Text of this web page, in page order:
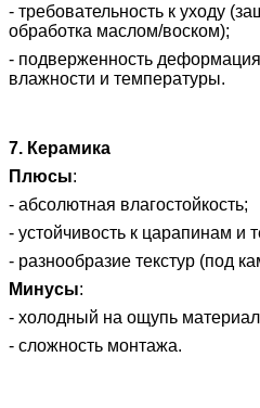
- требовательность к уходу
обработка маслом/воском);
- подверженность
влажности и температуры.
7. Керамика
Плюсы:
- абсолютная влагостойкость;
- устойчивость к царапинам и
- разнообразие текстур (под
Минусы:
- холодный на ощупь
- сложность монтажа.